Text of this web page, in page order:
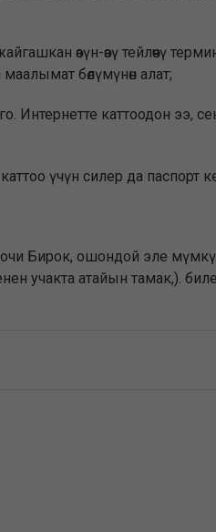
өзүн-өзү тейлөөчү
бөлүмүнөн алат;
каттоодон ээ,
үчүн силер да паспорт
Бирок, ошондой эле
учакта атайын тамак,).